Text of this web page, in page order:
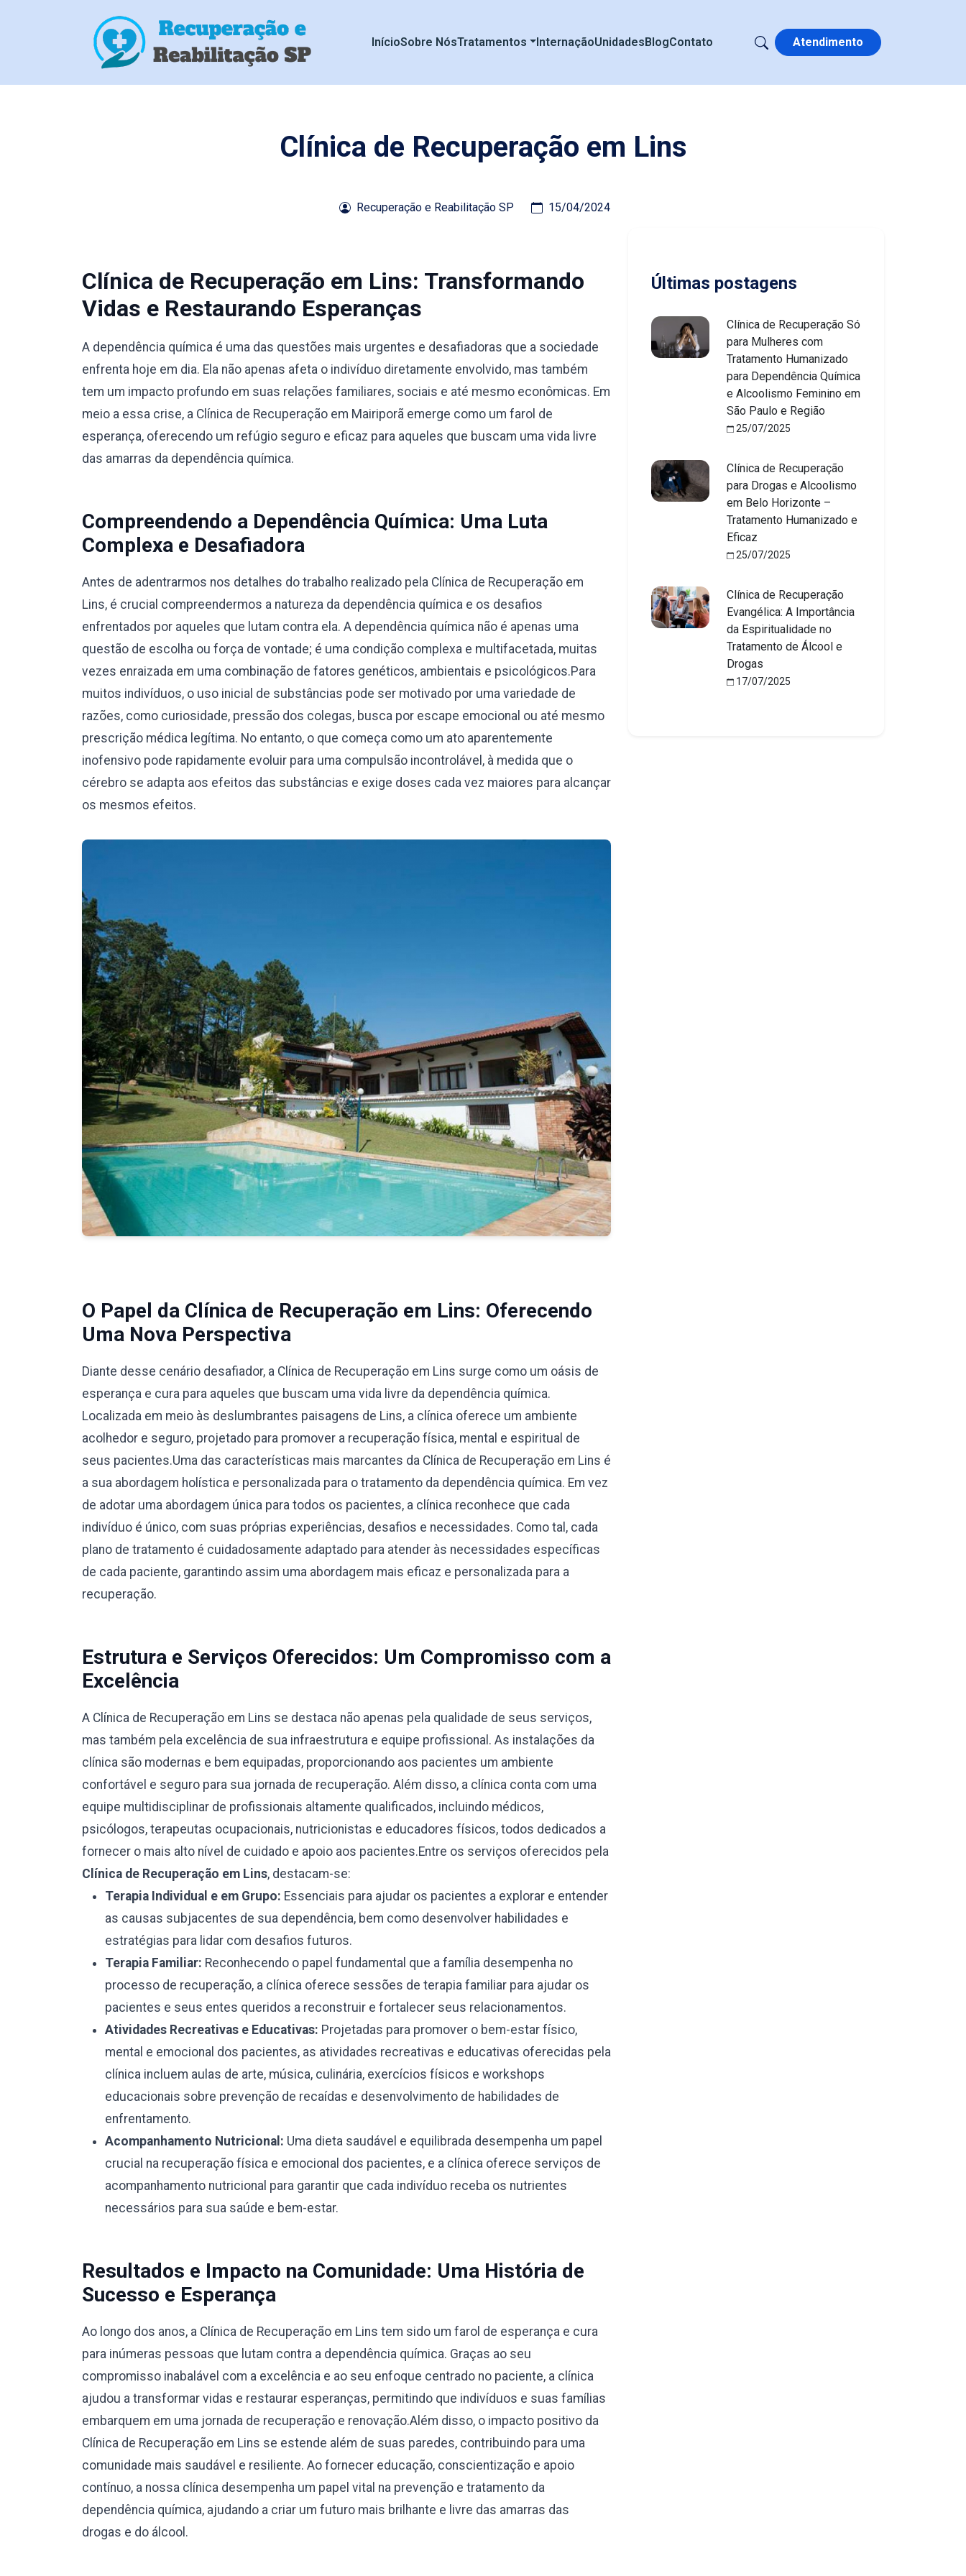
InícioSobre NósTratamentos InternaçãoUnidadesBlogContato Atendimento
Clínica de Recuperação em Lins
Recuperação e Reabilitação SP 15/04/2024
Clínica de Recuperação em Lins: Transformando
Vidas e Restaurando Esperanças
A dependência química é uma das questões mais urgentes e desafiadoras que a sociedade
enfrenta hoje em dia. Ela não apenas afeta o indivíduo diretamente envolvido, mas também
tem um impacto profundo em suas relações familiares, sociais e até mesmo econômicas. Em
meio a essa crise, a Clínica de Recuperação em Mairiporã emerge como um farol de
esperança, oferecendo um refúgio seguro e eficaz para aqueles que buscam uma vida livre
das amarras da dependência química.
Compreendendo a Dependência Química: Uma Luta
Complexa e Desafiadora
Antes de adentrarmos nos detalhes do trabalho realizado pela Clínica de Recuperação em
Lins, é crucial compreendermos a natureza da dependência química e os desafios
enfrentados por aqueles que lutam contra ela. A dependência química não é apenas uma
questão de escolha ou força de vontade; é uma condição complexa e multifacetada, muitas
vezes enraizada em uma combinação de fatores genéticos, ambientais e psicológicos.Para
muitos indivíduos, o uso inicial de substâncias pode ser motivado por uma variedade de
razões, como curiosidade, pressão dos colegas, busca por escape emocional ou até mesmo
prescrição médica legítima. No entanto, o que começa como um ato aparentemente
inofensivo pode rapidamente evoluir para uma compulsão incontrolável, à medida que o
cérebro se adapta aos efeitos das substâncias e exige doses cada vez maiores para alcançar
os mesmos efeitos.
O Papel da Clínica de Recuperação em Lins: Oferecendo
Uma Nova Perspectiva
Diante desse cenário desafiador, a Clínica de Recuperação em Lins surge como um oásis de
esperança e cura para aqueles que buscam uma vida livre da dependência química.
Localizada em meio às deslumbrantes paisagens de Lins, a clínica oferece um ambiente
acolhedor e seguro, projetado para promover a recuperação física, mental e espiritual de
seus pacientes.Uma das características mais marcantes da Clínica de Recuperação em Lins é
a sua abordagem holística e personalizada para o tratamento da dependência química. Em vez
de adotar uma abordagem única para todos os pacientes, a clínica reconhece que cada
indivíduo é único, com suas próprias experiências, desafios e necessidades. Como tal, cada
plano de tratamento é cuidadosamente adaptado para atender às necessidades específicas
de cada paciente, garantindo assim uma abordagem mais eficaz e personalizada para a
recuperação.
Estrutura e Serviços Oferecidos: Um Compromisso com a
Excelência
A Clínica de Recuperação em Lins se destaca não apenas pela qualidade de seus serviços,
mas também pela excelência de sua infraestrutura e equipe profissional. As instalações da
clínica são modernas e bem equipadas, proporcionando aos pacientes um ambiente
confortável e seguro para sua jornada de recuperação. Além disso, a clínica conta com uma
equipe multidisciplinar de profissionais altamente qualificados, incluindo médicos,
psicólogos, terapeutas ocupacionais, nutricionistas e educadores físicos, todos dedicados a
fornecer o mais alto nível de cuidado e apoio aos pacientes.Entre os serviços oferecidos pela
Clínica de Recuperação em Lins, destacam-se:
Terapia Individual e em Grupo: Essenciais para ajudar os pacientes a explorar e entender
as causas subjacentes de sua dependência, bem como desenvolver habilidades e
estratégias para lidar com desafios futuros.
Terapia Familiar: Reconhecendo o papel fundamental que a família desempenha no
processo de recuperação, a clínica oferece sessões de terapia familiar para ajudar os
pacientes e seus entes queridos a reconstruir e fortalecer seus relacionamentos.
Atividades Recreativas e Educativas: Projetadas para promover o bem-estar físico,
mental e emocional dos pacientes, as atividades recreativas e educativas oferecidas pela
clínica incluem aulas de arte, música, culinária, exercícios físicos e workshops
educacionais sobre prevenção de recaídas e desenvolvimento de habilidades de
enfrentamento.
Acompanhamento Nutricional: Uma dieta saudável e equilibrada desempenha um papel
crucial na recuperação física e emocional dos pacientes, e a clínica oferece serviços de
acompanhamento nutricional para garantir que cada indivíduo receba os nutrientes
necessários para sua saúde e bem-estar.
Resultados e Impacto na Comunidade: Uma História de
Sucesso e Esperança
Ao longo dos anos, a Clínica de Recuperação em Lins tem sido um farol de esperança e cura
para inúmeras pessoas que lutam contra a dependência química. Graças ao seu
compromisso inabalável com a excelência e ao seu enfoque centrado no paciente, a clínica
ajudou a transformar vidas e restaurar esperanças, permitindo que indivíduos e suas famílias
embarquem em uma jornada de recuperação e renovação.Além disso, o impacto positivo da
Clínica de Recuperação em Lins se estende além de suas paredes, contribuindo para uma
comunidade mais saudável e resiliente. Ao fornecer educação, conscientização e apoio
contínuo, a nossa clínica desempenha um papel vital na prevenção e tratamento da
dependência química, ajudando a criar um futuro mais brilhante e livre das amarras das
drogas e do álcool.
Últimas postagens
Clínica de Recuperação Só
para Mulheres com
Tratamento Humanizado
para Dependência Química
e Alcoolismo Feminino em
São Paulo e Região
25/07/2025
Clínica de Recuperação
para Drogas e Alcoolismo
em Belo Horizonte –
Tratamento Humanizado e
Eficaz
25/07/2025
Clínica de Recuperação
Evangélica: A Importância
da Espiritualidade no
Tratamento de Álcool e
Drogas
17/07/2025